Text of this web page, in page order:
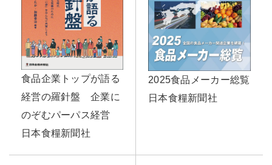
食品企業トップが語る
経営の羅針盤 企業に
のぞむパーパス経営
日本食糧新聞社
2025食品メーカー総覧
日本食糧新聞社